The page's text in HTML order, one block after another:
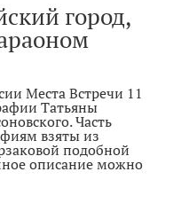
город,
Места Встречи 11
Татьяны
Часть
взяты из
подобной
описание можно